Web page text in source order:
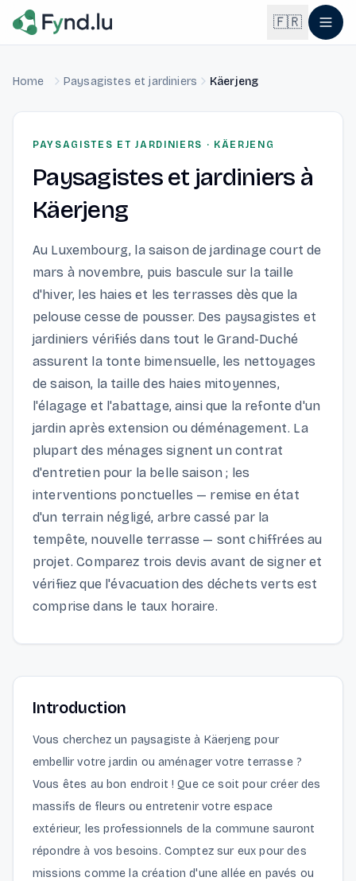
Light mode enabled
🇫🇷
🇫🇷Français
🇩🇪Deutsch
Home Paysagistes et jardiniers Käerjeng
PAYSAGISTES ET JARDINIERS · KÄERJENG
Paysagistes et jardiniers à
Käerjeng
Au Luxembourg, la saison de jardinage court de
mars à novembre, puis bascule sur la taille
d'hiver, les haies et les terrasses dès que la
pelouse cesse de pousser. Des paysagistes et
jardiniers vérifiés dans tout le Grand-Duché
assurent la tonte bimensuelle, les nettoyages
de saison, la taille des haies mitoyennes,
l'élagage et l'abattage, ainsi que la refonte d'un
jardin après extension ou déménagement. La
plupart des ménages signent un contrat
d'entretien pour la belle saison ; les
interventions ponctuelles — remise en état
d'un terrain négligé, arbre cassé par la
tempête, nouvelle terrasse — sont chiffrées au
projet. Comparez trois devis avant de signer et
vérifiez que l'évacuation des déchets verts est
comprise dans le taux horaire.
Introduction
Vous cherchez un paysagiste à Käerjeng pour
embellir votre jardin ou aménager votre terrasse ?
Vous êtes au bon endroit ! Que ce soit pour créer des
massifs de fleurs ou entretenir votre espace
extérieur, les professionnels de la commune sauront
répondre à vos besoins. Comptez sur eux pour des
missions comme la création d'une allée en pavés ou